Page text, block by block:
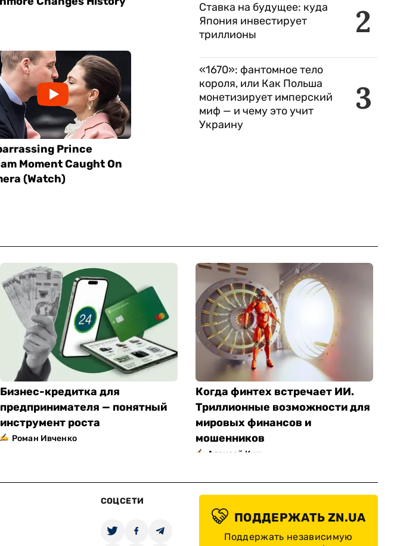
2
Ставка на будущее: куда
Япония инвестирует
триллионы
3
«1670»: фантомное тело
короля, или Как Польша
монетизирует имперский
миф — и чему это учит
Украину
Бизнес-кредитка для
предпринимателя — понятный
инструмент роста
Роман Ивченко
Когда финтех встречает ИИ.
Триллионные возможности для
мировых финансов и
мошенников
Алексей Кущ
СОЦСЕТИ
ПОДДЕРЖАТЬ ZN.UA
Поддержать независимую